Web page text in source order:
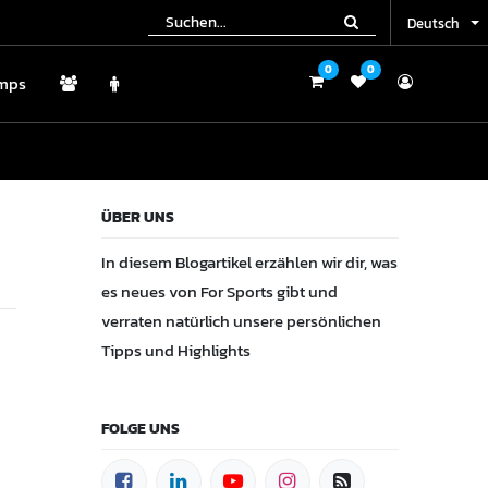
Deutsch
0 0
Deutsch
0 0
ÜBER UNS
In diesem Blogartikel erzählen wir dir, was
es neues von For Sports gibt und
verraten natürlich unsere persönlichen
Tipps und Highlights
FOLGE UNS